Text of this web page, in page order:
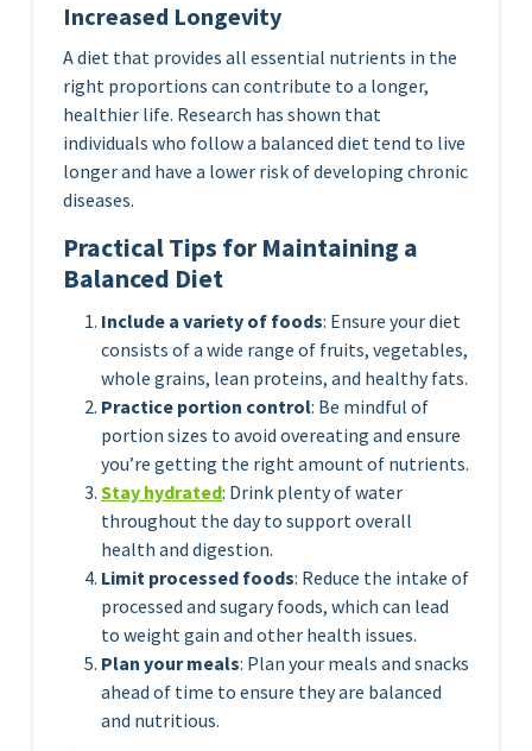
Increased Longevity
A diet that provides all essential nutrients in the
right proportions can contribute to a longer,
healthier life. Research has shown that
individuals who follow a balanced diet tend to live
longer and have a lower risk of developing chronic
diseases.
Practical Tips for Maintaining a
Balanced Diet
Include a variety of foods: Ensure your diet
consists of a wide range of fruits, vegetables,
whole grains, lean proteins, and healthy fats.
Practice portion control: Be mindful of
portion sizes to avoid overeating and ensure
you’re getting the right amount of nutrients.
Stay hydrated: Drink plenty of water
throughout the day to support overall
health and digestion.
Limit processed foods: Reduce the intake of
processed and sugary foods, which can lead
to weight gain and other health issues.
Plan your meals: Plan your meals and snacks
ahead of time to ensure they are balanced
and nutritious.